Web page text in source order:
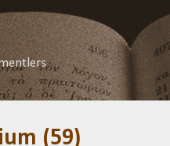
Direkt zum
(59)